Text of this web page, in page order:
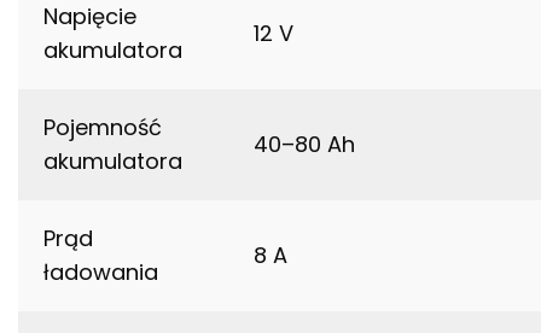
Napięcie
akumulatora
12 V
Pojemność
akumulatora
40–80 Ah
Prąd
ładowania
8 A